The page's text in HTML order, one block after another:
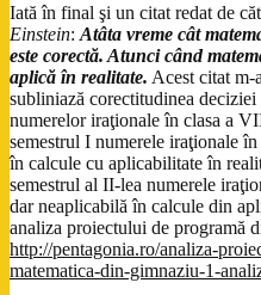
Iată în final şi un citat redat de
Einstein: Atâta vreme cât
este corectă. Atunci când
aplică în realitate. Acest citat m-
subliniază corectitudinea
numerelor iraţionale în clasa a
semestrul I numerele iraţionale
în calcule cu aplicabilitate în
semestrul al II-lea numerele
dar neaplicabilă în calcule din
analiza proiectului de programă
http://pentagonia.ro/analiza-
matematica-din-gimnaziu-1-